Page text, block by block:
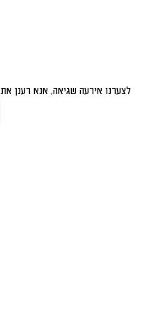
לצערנו אירעה שגיאה, אנא רענן